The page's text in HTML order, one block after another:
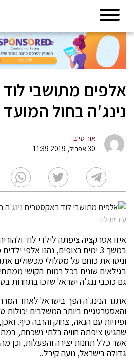
אלפים מתושבי
נינג'ה בחול
אור טייב
30 אפריל, 2019 11:39
עיריית לוד
איזו אטרקציה ציפתה לילדי לוד
במשך 3 ימים רצופים, נהנו אלפי
וניסו את כוחם על מסלולי מכשולים
בגילאים שונים בכל רמות הקושי
גם כוכבי ננג'ה ישראל שזכו בתחרות
אתגר הנינג'ה הפך בישראל לאחד
והאסטרטגיים ביותר המשלבים יכולות
ופיזיות עם הנאה, צחוק והרבה כיף.
שהגיעו ציפתה חוויה בלתי נשכחת,
אשר כלל תחנות יצירה והפעלות, וכן
גדולה בישראל, נועה קירל..